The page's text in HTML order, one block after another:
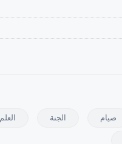
صيام الجنة العلم